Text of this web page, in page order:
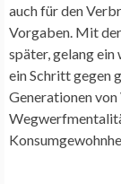
auch für den
Vorgaben. Mit
später, gelang
ein Schritt gegen
Generationen